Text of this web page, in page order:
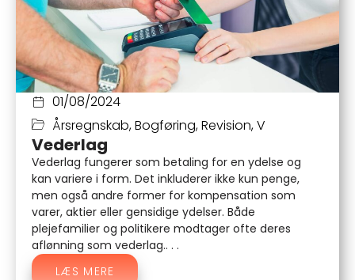
01/08/2024
Årsregnskab,Bogføring,Revision,V
Vederlag
Vederlag fungerer som betaling for en ydelse og
kan variere i form. Det inkluderer ikke kun penge,
men også andre former for kompensation som
varer, aktier eller gensidige ydelser. Både
plejefamilier og politikere modtager ofte deres
aflønning som vederlag.. . .
LÆS MERE